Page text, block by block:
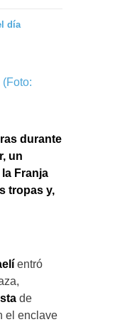
día
durante
un
Franja
tropas y,
entró
de
el enclave